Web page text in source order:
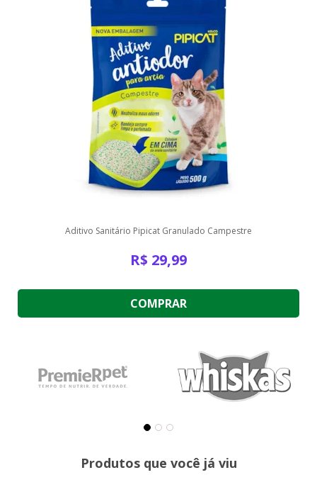
Aditivo Sanitário Pipicat Granulado Campestre
R$ 29,99
COMPRAR
Produtos que você já viu